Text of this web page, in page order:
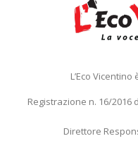
L’Eco
Registrazione n. 16/2016
Direttore